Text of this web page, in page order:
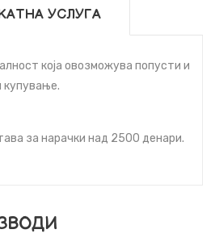
УСЛУГА
која овозможува попусти и
купување.
за нарачки над 2500 денари.